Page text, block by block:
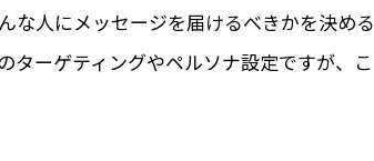
な人にメッセージを届けるべきかを決める
ターゲティングやペルソナ設定ですが、こ